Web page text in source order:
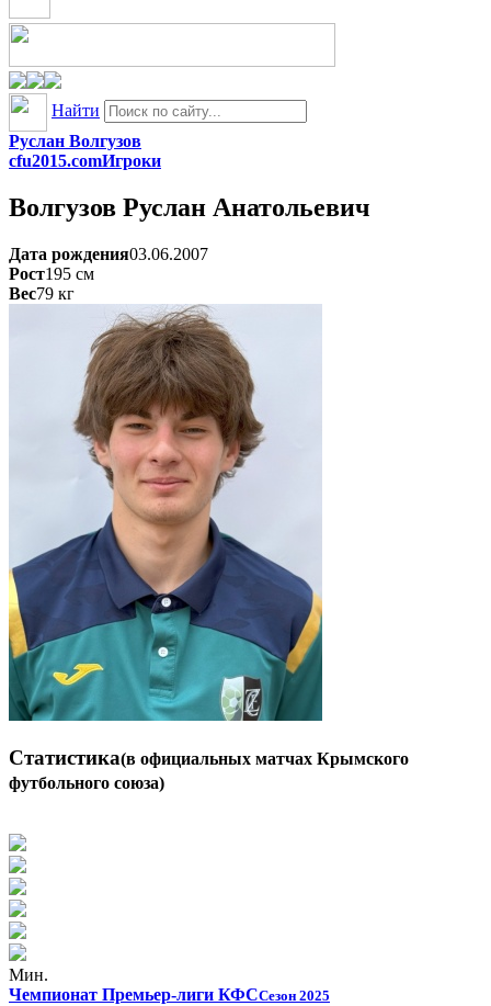
Найти
Руслан Волгузов
cfu2015.comИгроки
Волгузов Руслан Анатольевич
Дата рождения03.06.2007
Рост195 см
Вес79 кг
Статистика(в официальных матчах Крымского
футбольного союза)
Мин.
Чемпионат Премьер-лиги КФССезон 2025